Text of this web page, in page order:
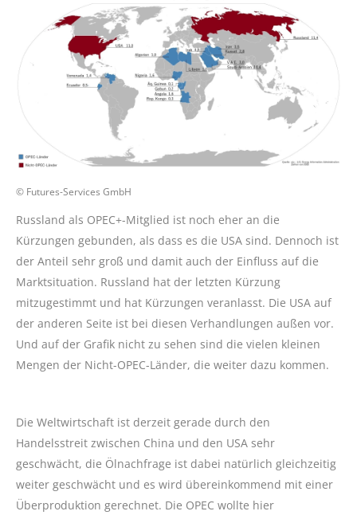
© Futures-Services GmbH
Russland als OPEC+-Mitglied ist noch eher an die
Kürzungen gebunden, als dass es die USA sind. Dennoch ist
der Anteil sehr groß und damit auch der Einfluss auf die
Marktsituation. Russland hat der letzten Kürzung
mitzugestimmt und hat Kürzungen veranlasst. Die USA auf
der anderen Seite ist bei diesen Verhandlungen außen vor.
Und auf der Grafik nicht zu sehen sind die vielen kleinen
Mengen der Nicht-OPEC-Länder, die weiter dazu kommen.
Die Weltwirtschaft ist derzeit gerade durch den
Handelsstreit zwischen China und den USA sehr
geschwächt, die Ölnachfrage ist dabei natürlich gleichzeitig
weiter geschwächt und es wird übereinkommend mit einer
Überproduktion gerechnet. Die OPEC wollte hier